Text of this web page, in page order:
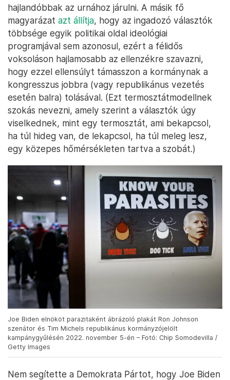
hajlandóbbak az urnához járulni. A másik fő
magyarázat azt állítja, hogy az ingadozó választók
többsége egyik politikai oldal ideológiai
programjával sem azonosul, ezért a félidős
voksoláson hajlamosabb az ellenzékre szavazni,
hogy ezzel ellensúlyt támasszon a kormánynak a
kongresszus jobbra (vagy republikánus vezetés
esetén balra) tolásával. (Ezt termosztátmodellnek
szokás nevezni, amely szerint a választók úgy
viselkednek, mint egy termosztát, ami bekapcsol,
ha túl hideg van, de lekapcsol, ha túl meleg lesz,
egy közepes hőmérsékleten tartva a szobát.)
Joe Biden elnököt parazitaként ábrázoló plakát Ron Johnson
szenátor és Tim Michels republikánus kormányzójelölt
kampánygyűlésén 2022. november 5-én – Fotó: Chip Somodevilla /
Getty Images
Nem segítette a Demokrata Pártot, hogy Joe Biden